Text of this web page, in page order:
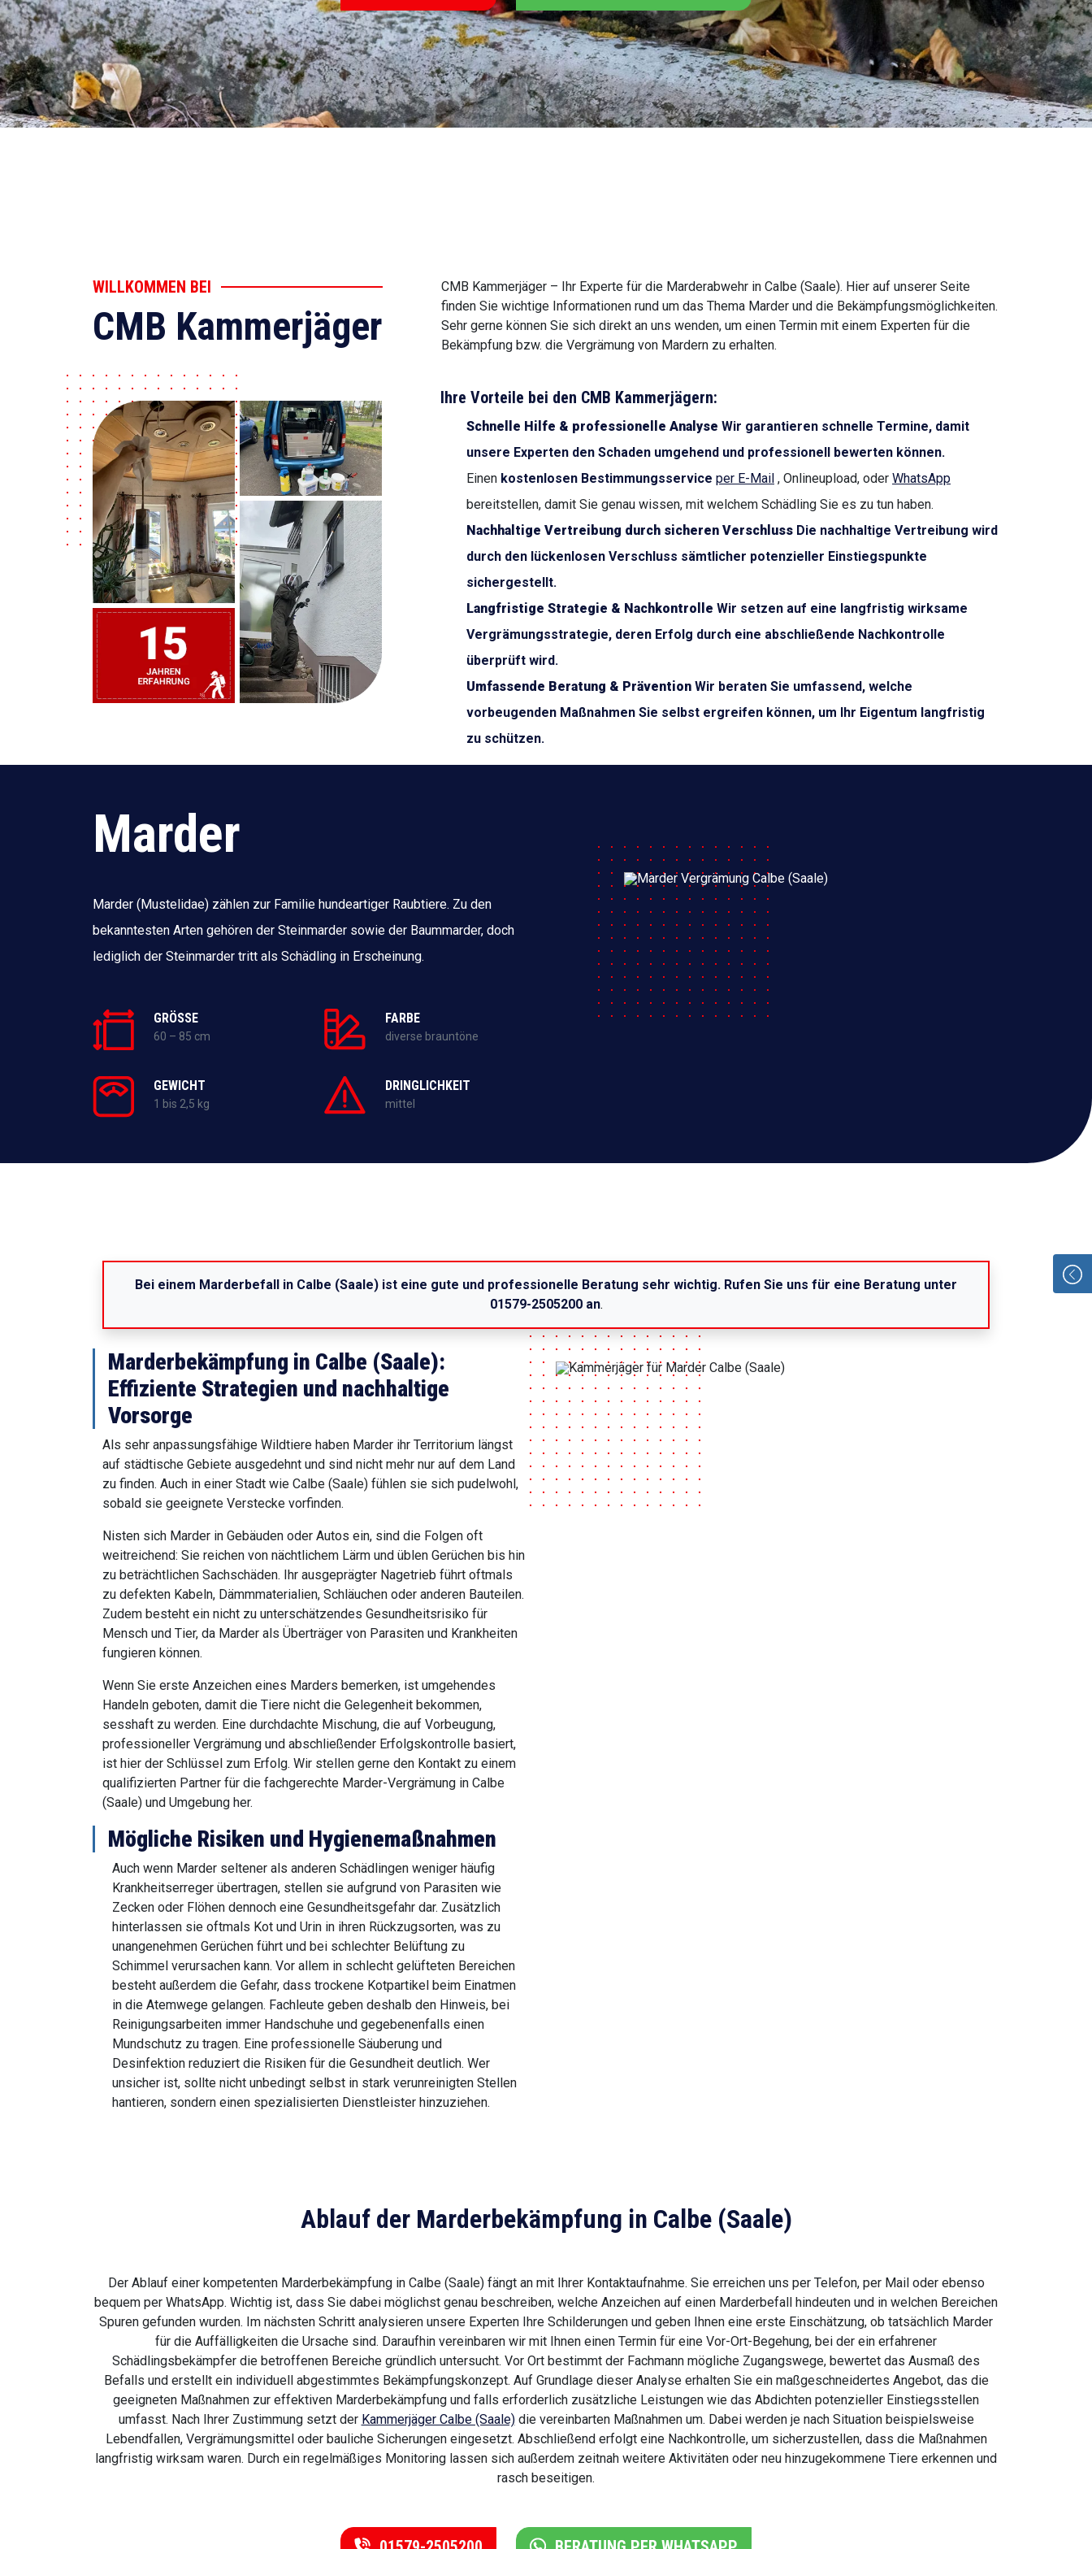
WILLKOMMEN BEI
CMB Kammerjäger
CMB Kammerjäger – Ihr Experte für die Marderabwehr in Calbe (Saale). Hier auf unserer Seite
finden Sie wichtige Informationen rund um das Thema Marder und die Bekämpfungsmöglichkeiten.
Sehr gerne können Sie sich direkt an uns wenden, um einen Termin mit einem Experten für die
Bekämpfung bzw. die Vergrämung von Mardern zu erhalten.
Ihre Vorteile bei den CMB Kammerjägern:
Schnelle Hilfe & professionelle Analyse Wir garantieren schnelle Termine, damit
unsere Experten den Schaden umgehend und professionell bewerten können.
Einen kostenlosen Bestimmungsservice per E-Mail , Onlineupload, oder WhatsApp
bereitstellen, damit Sie genau wissen, mit welchem Schädling Sie es zu tun haben.
Nachhaltige Vertreibung durch sicheren Verschluss Die nachhaltige Vertreibung wird
durch den lückenlosen Verschluss sämtlicher potenzieller Einstiegspunkte
sichergestellt.
Langfristige Strategie & Nachkontrolle Wir setzen auf eine langfristig wirksame
Vergrämungsstrategie, deren Erfolg durch eine abschließende Nachkontrolle
überprüft wird.
Umfassende Beratung & Prävention Wir beraten Sie umfassend, welche
vorbeugenden Maßnahmen Sie selbst ergreifen können, um Ihr Eigentum langfristig
zu schützen.
Marder
Marder (Mustelidae) zählen zur Familie hundeartiger Raubtiere. Zu den
bekanntesten Arten gehören der Steinmarder sowie der Baummarder, doch
lediglich der Steinmarder tritt als Schädling in Erscheinung.
GRÖSSE
60 – 85 cm
FARBE
diverse brauntöne
GEWICHT
1 bis 2,5 kg
DRINGLICHKEIT
mittel
Bei einem Marderbefall in Calbe (Saale) ist eine gute und professionelle Beratung sehr wichtig. Rufen Sie uns für eine Beratung unter
01579-2505200 an.
Marderbekämpfung in Calbe (Saale):
Effiziente Strategien und nachhaltige
Vorsorge
Als sehr anpassungsfähige Wildtiere haben Marder ihr Territorium längst
auf städtische Gebiete ausgedehnt und sind nicht mehr nur auf dem Land
zu finden. Auch in einer Stadt wie Calbe (Saale) fühlen sie sich pudelwohl,
sobald sie geeignete Verstecke vorfinden.
Nisten sich Marder in Gebäuden oder Autos ein, sind die Folgen oft
weitreichend: Sie reichen von nächtlichem Lärm und üblen Gerüchen bis hin
zu beträchtlichen Sachschäden. Ihr ausgeprägter Nagetrieb führt oftmals
zu defekten Kabeln, Dämmmaterialien, Schläuchen oder anderen Bauteilen.
Zudem besteht ein nicht zu unterschätzendes Gesundheitsrisiko für
Mensch und Tier, da Marder als Überträger von Parasiten und Krankheiten
fungieren können.
Wenn Sie erste Anzeichen eines Marders bemerken, ist umgehendes
Handeln geboten, damit die Tiere nicht die Gelegenheit bekommen,
sesshaft zu werden. Eine durchdachte Mischung, die auf Vorbeugung,
professioneller Vergrämung und abschließender Erfolgskontrolle basiert,
ist hier der Schlüssel zum Erfolg. Wir stellen gerne den Kontakt zu einem
qualifizierten Partner für die fachgerechte Marder-Vergrämung in Calbe
(Saale) und Umgebung her.
Mögliche Risiken und Hygienemaßnahmen
Auch wenn Marder seltener als anderen Schädlingen weniger häufig
Krankheitserreger übertragen, stellen sie aufgrund von Parasiten wie
Zecken oder Flöhen dennoch eine Gesundheitsgefahr dar. Zusätzlich
hinterlassen sie oftmals Kot und Urin in ihren Rückzugsorten, was zu
unangenehmen Gerüchen führt und bei schlechter Belüftung zu
Schimmel verursachen kann. Vor allem in schlecht gelüfteten Bereichen
besteht außerdem die Gefahr, dass trockene Kotpartikel beim Einatmen
in die Atemwege gelangen. Fachleute geben deshalb den Hinweis, bei
Reinigungsarbeiten immer Handschuhe und gegebenenfalls einen
Mundschutz zu tragen. Eine professionelle Säuberung und
Desinfektion reduziert die Risiken für die Gesundheit deutlich. Wer
unsicher ist, sollte nicht unbedingt selbst in stark verunreinigten Stellen
hantieren, sondern einen spezialisierten Dienstleister hinzuziehen.
Ablauf der Marderbekämpfung in Calbe (Saale)
Der Ablauf einer kompetenten Marderbekämpfung in Calbe (Saale) fängt an mit Ihrer Kontaktaufnahme. Sie erreichen uns per Telefon, per Mail oder ebenso
bequem per WhatsApp. Wichtig ist, dass Sie dabei möglichst genau beschreiben, welche Anzeichen auf einen Marderbefall hindeuten und in welchen Bereichen
Spuren gefunden wurden. Im nächsten Schritt analysieren unsere Experten Ihre Schilderungen und geben Ihnen eine erste Einschätzung, ob tatsächlich Marder
für die Auffälligkeiten die Ursache sind. Daraufhin vereinbaren wir mit Ihnen einen Termin für eine Vor-Ort-Begehung, bei der ein erfahrener
Schädlingsbekämpfer die betroffenen Bereiche gründlich untersucht. Vor Ort bestimmt der Fachmann mögliche Zugangswege, bewertet das Ausmaß des
Befalls und erstellt ein individuell abgestimmtes Bekämpfungskonzept. Auf Grundlage dieser Analyse erhalten Sie ein maßgeschneidertes Angebot, das die
geeigneten Maßnahmen zur effektiven Marderbekämpfung und falls erforderlich zusätzliche Leistungen wie das Abdichten potenzieller Einstiegsstellen
umfasst. Nach Ihrer Zustimmung setzt der Kammerjäger Calbe (Saale)die vereinbarten Maßnahmen um. Dabei werden je nach Situation beispielsweise
Lebendfallen, Vergrämungsmittel oder bauliche Sicherungen eingesetzt. Abschließend erfolgt eine Nachkontrolle, um sicherzustellen, dass die Maßnahmen
langfristig wirksam waren. Durch ein regelmäßiges Monitoring lassen sich außerdem zeitnah weitere Aktivitäten oder neu hinzugekommene Tiere erkennen und
rasch beseitigen.